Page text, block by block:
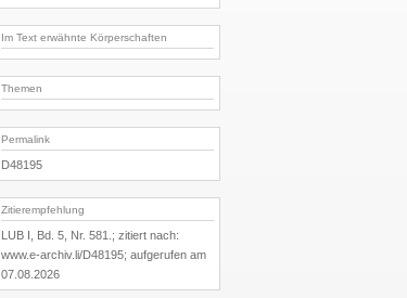
Im Text erwähnte Körperschaften
Themen
Permalink
D48195
Zitierempfehlung
LUB I, Bd. 5, Nr. 581.; zitiert nach:
www.e-archiv.li/D48195; aufgerufen am
07.08.2026